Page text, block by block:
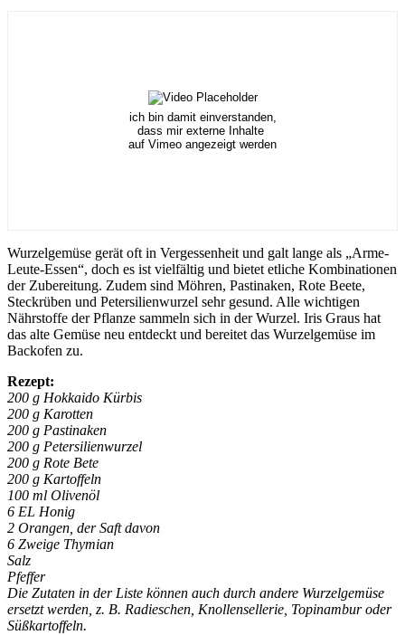
ich bin damit einverstanden,
dass mir externe Inhalte
auf Vimeo angezeigt werden
Wurzelgemüse gerät oft in Vergessenheit und galt lange als „Arme-
Leute-Essen“, doch es ist vielfältig und bietet etliche Kombinationen
der Zubereitung. Zudem sind Möhren, Pastinaken, Rote Beete,
Steckrüben und Petersilienwurzel sehr gesund. Alle wichtigen
Nährstoffe der Pflanze sammeln sich in der Wurzel. Iris Graus hat
das alte Gemüse neu entdeckt und bereitet das Wurzelgemüse im
Backofen zu.
Rezept:
200 g Hokkaido Kürbis
200 g Karotten
200 g Pastinaken
200 g Petersilienwurzel
200 g Rote Bete
200 g Kartoffeln
100 ml Olivenöl
6 EL Honig
2 Orangen, der Saft davon
6 Zweige Thymian
Salz
Pfeffer
Die Zutaten in der Liste können auch durch andere Wurzelgemüse
ersetzt werden, z. B. Radieschen, Knollensellerie, Topinambur oder
Süßkartoffeln.